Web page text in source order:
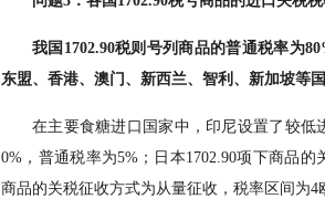
我国1702.90税则号列商品的普通税率为
东盟、香港、澳门、新西兰、智利、新加坡等
在主要食糖进口国家中，印尼设置了较低
0%，普通税率为5%；日本1702.90项下商品
商品的关税征收方式为从量征收，税率区间为